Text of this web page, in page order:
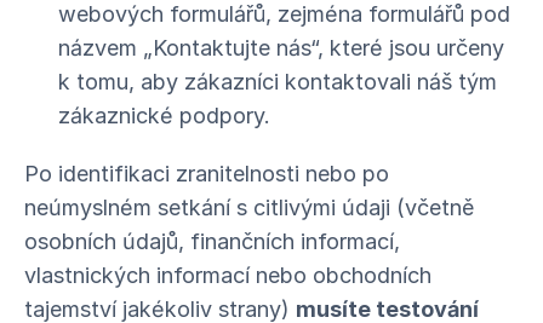
webových formulářů, zejména formulářů pod
názvem „Kontaktujte nás“, které jsou určeny
k tomu, aby zákazníci kontaktovali náš tým
zákaznické podpory.
Po identifikaci zranitelnosti nebo po
neúmyslném setkání s citlivými údaji (včetně
osobních údajů, finančních informací,
vlastnických informací nebo obchodních
tajemství jakékoliv strany) musíte testování